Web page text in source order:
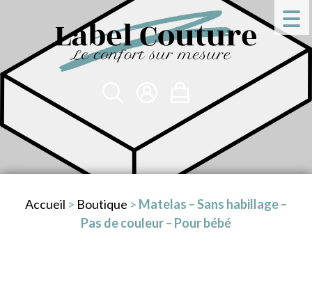
Accueil > Boutique > Matelas – Sans habillage –
Pas de couleur – Pour bébé